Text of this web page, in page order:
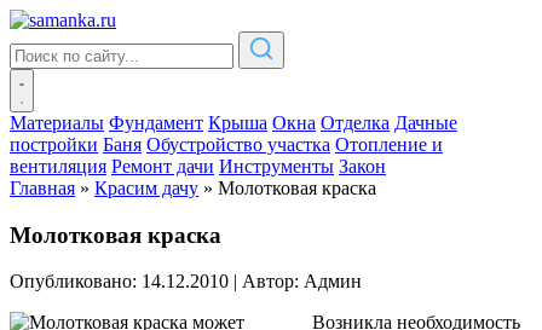
Материалы Фундамент Крыша Окна Отделка Дачные
постройки Баня Обустройство участка Отопление и
вентиляция Ремонт дачи Инструменты Закон
Главная » Красим дачу » Молотковая краска
Молотковая краска
Опубликовано: 14.12.2010 | Автор: Админ
Возникла необходимость